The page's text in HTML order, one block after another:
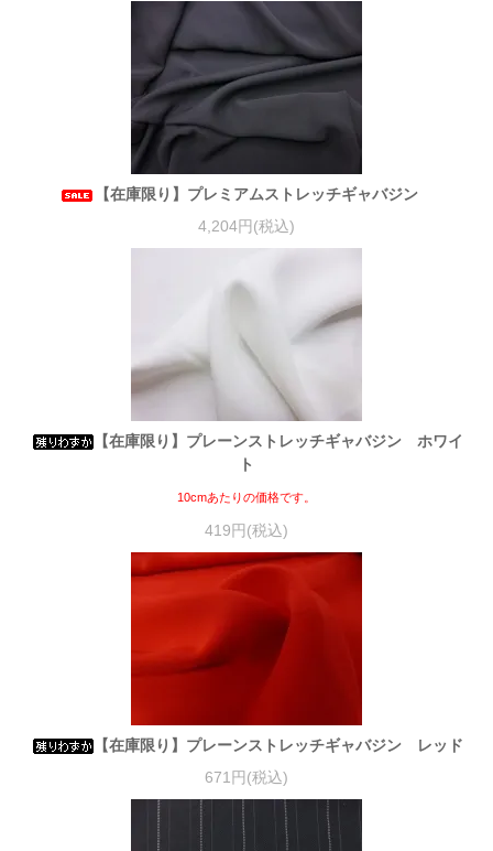
【在庫限り】プレミアムストレッチギャバジン
4,204円(税込)
【在庫限り】プレーンストレッチギャバジン ホワイ
ト
10cmあたりの価格です。
419円(税込)
【在庫限り】プレーンストレッチギャバジン レッド
671円(税込)